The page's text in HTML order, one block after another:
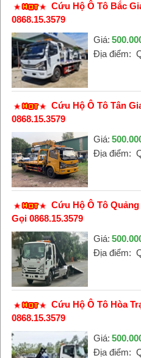
Cứu Hộ Ô Tô Bắc
0868.15.3579
Giá:
Địa điểm:
Cứu Hộ Ô Tô Tân
0868.15.3579
Giá:
Địa điểm:
Cứu Hộ Ô Tô
Gọi 0868.15.3579
Giá:
Địa điểm:
Cứu Hộ Ô Tô Hòa
0868.15.3579
Giá:
Địa điểm: